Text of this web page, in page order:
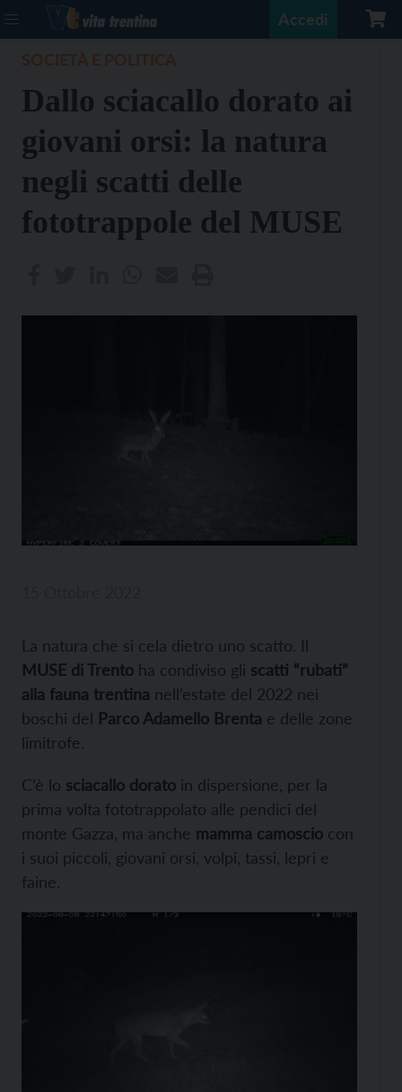
Accedi
Dallo sciacallo dorato ai
giovani orsi: la natura
negli scatti delle
fototrappole del MUSE
La natura che si cela dietro uno scatto. Il
MUSE di Trento ha condiviso gli scatti “rubati”
alla fauna trentina nell’estate del 2022 nei
boschi del Parco Adamello Brenta e delle zone
limitrofe.
C’è lo sciacallo dorato in dispersione, per la
prima volta fototrappolato alle pendici del
monte Gazza, ma anche mamma camoscio con
i suoi piccoli, giovani orsi, volpi, tassi, lepri e
faine.